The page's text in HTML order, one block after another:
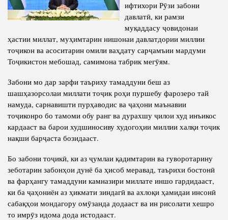
Салоҳият
Тарҷумаи ҳол
Китобҳо
Мақолаҳо
ПРЕЗИДЕНТИ ҶУМҲУРИИ ТОҶИКИСТОН
Сохтори Институт
Роҳбарон ва кормандон
Таърихи роҳбарон
ифтихори Рӯзи забони
давлатӣ, ки рамзи
муқаддасу ҷовидонаи
ҳастии миллат, муҳимтарин нишонаи давлатдории миллии
тоҷикон ва асоситарин омили ваҳдату сарҷамъии мардуми
Тоҷикистон мебошад, самимона табрик мегӯям.
Забони мо дар зарфи таъриху тамаддуни беш аз
шашҳазорсолаи миллати тоҷик роҳи пуршебу фарозеро тай
намуда, сарнавишти пурҳаводис ва ҷаҳони маънавии
тоҷиконро бо тамоми обу ранг ва дурахшу ҷилои худ инъикос
кардааст ва барои худшиносиву худогоҳии миллии халқи тоҷик
нақши барҷаста бозидааст.
Бо забони тоҷикӣ, ки аз ҷумлаи қадимтарин ва гуворотарину
зеботарин забонҳои дунё ба ҳисоб меравад, таърихи бостонӣ
ва фарҳангу тамаддуни камназири миллате иншо гардидааст,
ки ба ҷаҳониён аз ҳикмати зиндагӣ ва ахлоқи ҳамидаи инсонӣ
сабақҳои мондагору омӯзанда додааст ва ин рисолати хешро
то имрӯз идома дода истодааст.